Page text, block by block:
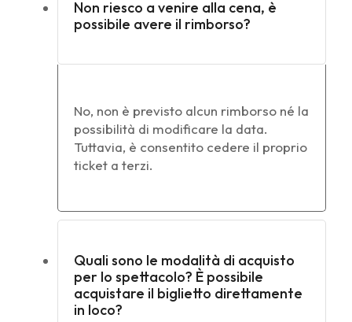
Non riesco a venire alla cena, è
possibile avere il rimborso?
No, non è previsto alcun rimborso né la
possibilità di modificare la data.
Tuttavia, è consentito cedere il proprio
ticket a terzi.
Quali sono le modalità di acquisto
per lo spettacolo? È possibile
acquistare il biglietto direttamente
in loco?